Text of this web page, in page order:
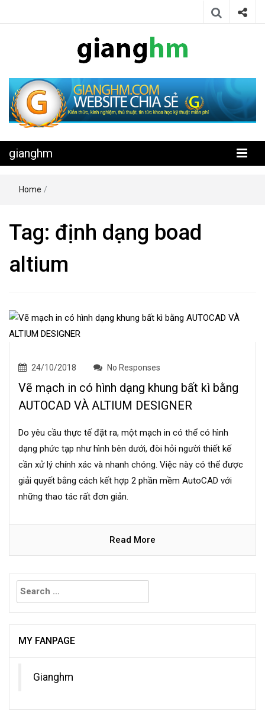
gianghm
kỹ thuật miễn phí
gianghm
Home /
Tag: định dạng boad
altium
24/10/2018 No Responses
Vẽ mạch in có hình dạng khung bất kì bằng
AUTOCAD VÀ ALTIUM DESIGNER
Do yêu cầu thực tế đặt ra, một mạch in có thể có hình
dạng phức tạp như hình bên dưới, đòi hỏi người thiết kế
cần xử lý chính xác và nhanh chóng. Việc này có thể được
giải quyết bằng cách kết hợp 2 phần mềm AutoCAD với
những thao tác rất đơn giản.
Read More
Search
for:
MY FANPAGE
Gianghm